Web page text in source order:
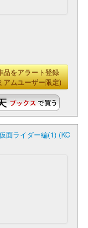
品をアラート登録
アムユーザー限定)
面ライダー編(1) (KC